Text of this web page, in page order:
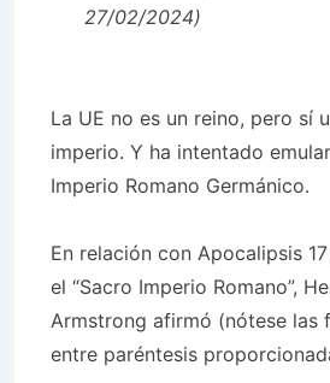
27/02/2024)
La UE no es un reino, pero sí
imperio. Y ha intentado
Imperio Romano Germánico.
En relación con Apocalipsis
el “Sacro Imperio Romano”,
Armstrong afirmó (nótese las
entre paréntesis